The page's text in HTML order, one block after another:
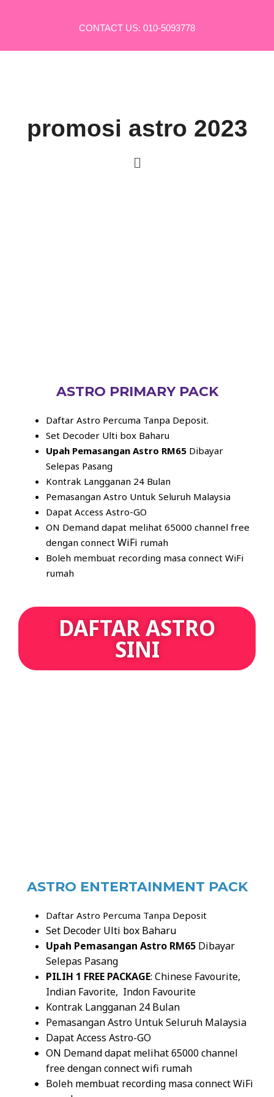
CONTACT US: 010-5093778
promosi astro 2023
Menu
ASTRO PRIMARY PACK
Daftar Astro Percuma Tanpa Deposit.
Set Decoder Ulti box Baharu
Upah Pemasangan Astro RM65 Dibayar
Selepas Pasang
Kontrak Langganan 24 Bulan
Pemasangan Astro Untuk Seluruh Malaysia
Dapat Access Astro-GO
ON Demand dapat melihat 65000 channel free
dengan connect WiFi rumah
Boleh membuat recording masa connect WiFi
rumah
DAFTAR ASTRO
SINI
ASTRO ENTERTAINMENT PACK
Daftar Astro Percuma Tanpa Deposit
Set Decoder Ulti box Baharu
Upah Pemasangan Astro RM65 Dibayar
Selepas Pasang
PILIH 1 FREE PACKAGE: Chinese Favourite,
Indian Favorite, Indon Favourite
Kontrak Langganan 24 Bulan
Pemasangan Astro Untuk Seluruh Malaysia
Dapat Access Astro-GO
ON Demand dapat melihat 65000 channel
free dengan connect wifi rumah
Boleh membuat recording masa connect WiFi